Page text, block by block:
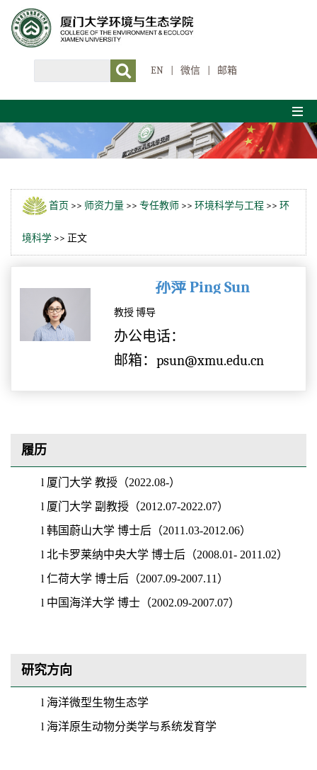
EN 微信 邮箱
首页 >> 师资力量 >> 专任教师 >> 环境科学与工程 >> 环
境科学 >> 正文
孙萍 Ping Sun
教授 博导
办公电话：
邮箱：psun@xmu.edu.cn
履历
l 厦门大学 教授（2022.08-）
l 厦门大学 副教授 （2012.07-2022.07）
l 韩国蔚山大学 博士后 （2011.03-2012.06）
l 北卡罗莱纳中央大学 博士后 （2008.01- 2011.02）
l 仁荷大学 博士后 （2007.09-2007.11 ）
l 中国海洋大学 博士 （2002.09-2007.07）
研究方向
l 海洋微型生物生态学
l 海洋原生动物分类学与系统发育学